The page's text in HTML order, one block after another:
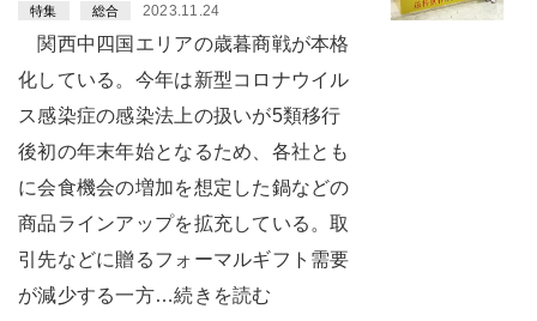
特集 総合 2023.11.24
関西中四国エリアの歳暮商戦が本格
化している。今年は新型コロナウイル
ス感染症の感染法上の扱いが5類移行
後初の年末年始となるため、各社とも
に会食機会の増加を想定した鍋などの
商品ラインアップを拡充している。取
引先などに贈るフォーマルギフト需要
が減少する一方…続きを読む